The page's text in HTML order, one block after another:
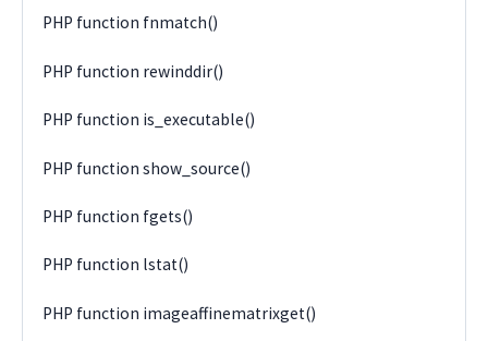
PHP function fnmatch()
PHP function rewinddir()
PHP function is_executable()
PHP function show_source()
PHP function fgets()
PHP function lstat()
PHP function imageaffinematrixget()